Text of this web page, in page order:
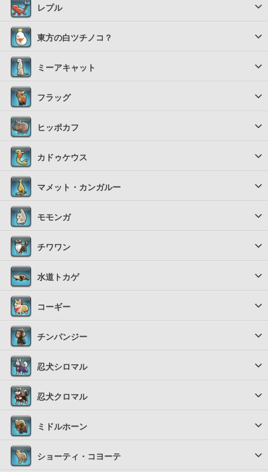
レプル
東方の白ツチノコ？
ミーアキャット
フラッグ
ヒッポカフ
カドゥケウス
マメット・カンガルー
モモンガ
チワワン
水道トカゲ
コーギー
チンパンジー
忍犬シロマル
忍犬クロマル
ミドルホーン
ショーティ・コヨーテ